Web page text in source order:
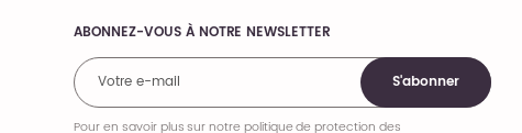
Comments
ABONNEZ-VOUS À NOTRE NEWSLETTER
S'abonner
Pour en savoir plus sur notre politique de protection des